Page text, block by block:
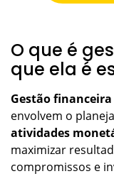
O que é
que ela é
Gestão financeira
envolvem o
atividades
maximizar
compromissos e